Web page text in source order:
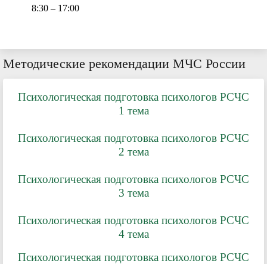
8:30 – 17:00
Методические рекомендации МЧС России
Психологическая подготовка психологов РСЧС
1 тема
Психологическая подготовка психологов РСЧС
2 тема
Психологическая подготовка психологов РСЧС
3 тема
Психологическая подготовка психологов РСЧС
4 тема
Психологическая подготовка психологов РСЧС